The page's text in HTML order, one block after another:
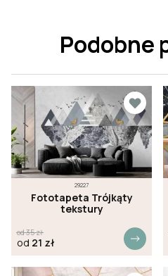
Podobne
29227
Fototapeta Trójkąty
tekstury
od35zł
od 21 zł